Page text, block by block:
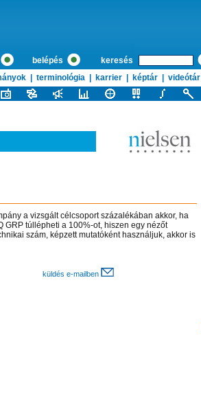
belépés keresés
terminológia karrier képtár videótár
a vizsgált célcsoport százalékában akkor, ha
GRP túllépheti a 100%-ot, hiszen egy nézőt
szám, képzett mutatóként használjuk, akkor is
küldés e-mailben